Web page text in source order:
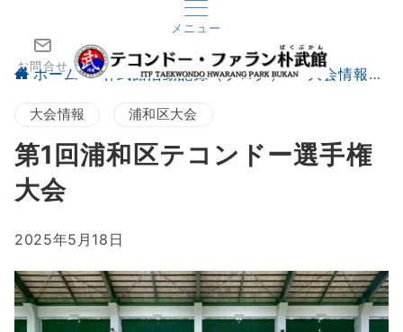
メニュー
お問合せ
ホーム 朴武館活動記録（ブログ） 大会情報
大会情報 浦和区大会
第1回浦和区テコンドー選手権
大会
2025年5月18日